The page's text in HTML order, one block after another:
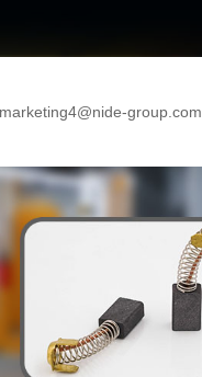
marketing4@nide-group.com